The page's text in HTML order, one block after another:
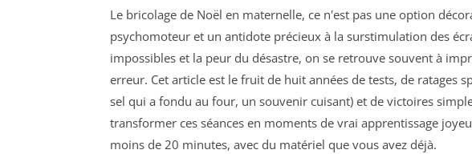
Le bricolage de Noël en maternelle, ce n'est pas une option
psychomoteur et un antidote précieux à la surstimulation des
impossibles et la peur du désastre, on se retrouve souvent à
erreur. Cet article est le fruit de huit années de tests, de ratages
sel qui a fondu au four, un souvenir cuisant) et de victoires
transformer ces séances en moments de vrai apprentissage
moins de 20 minutes, avec du matériel que vous avez déjà.